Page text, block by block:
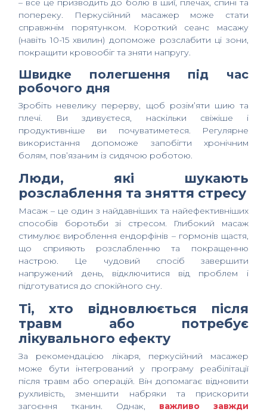
– все це призводить до болю в шиї, плечах, спині та
попереку. Перкусійний масажер може стати
справжнім порятунком. Короткий сеанс масажу
(навіть 10-15 хвилин) допоможе розслабити ці зони,
покращити кровообіг та зняти напругу.
Швидке полегшення під час
робочого дня
Зробіть невелику перерву, щоб розім’яти шию та
плечі. Ви здивуєтеся, наскільки свіжіше і
продуктивніше ви почуватиметеся. Регулярне
використання допоможе запобігти хронічним
болям, пов’язаним із сидячою роботою.
Люди, які шукають
розслаблення та зняття стресу
Масаж – це один з найдавніших та найефективніших
способів боротьби зі стресом. Глибокий масаж
стимулює вироблення ендорфінів – гормонів щастя,
що сприяють розслабленню та покращенню
настрою. Це чудовий спосіб завершити
напружений день, відключитися від проблем і
підготуватися до спокійного сну.
Ті, хто відновлюється після
травм або потребує
лікувального ефекту
За рекомендацією лікаря, перкусійний масажер
може бути інтегрований у програму реабілітації
після травм або операцій. Він допомагає відновити
рухливість, зменшити набряки та прискорити
загоєння тканин. Однак, важливо завжди